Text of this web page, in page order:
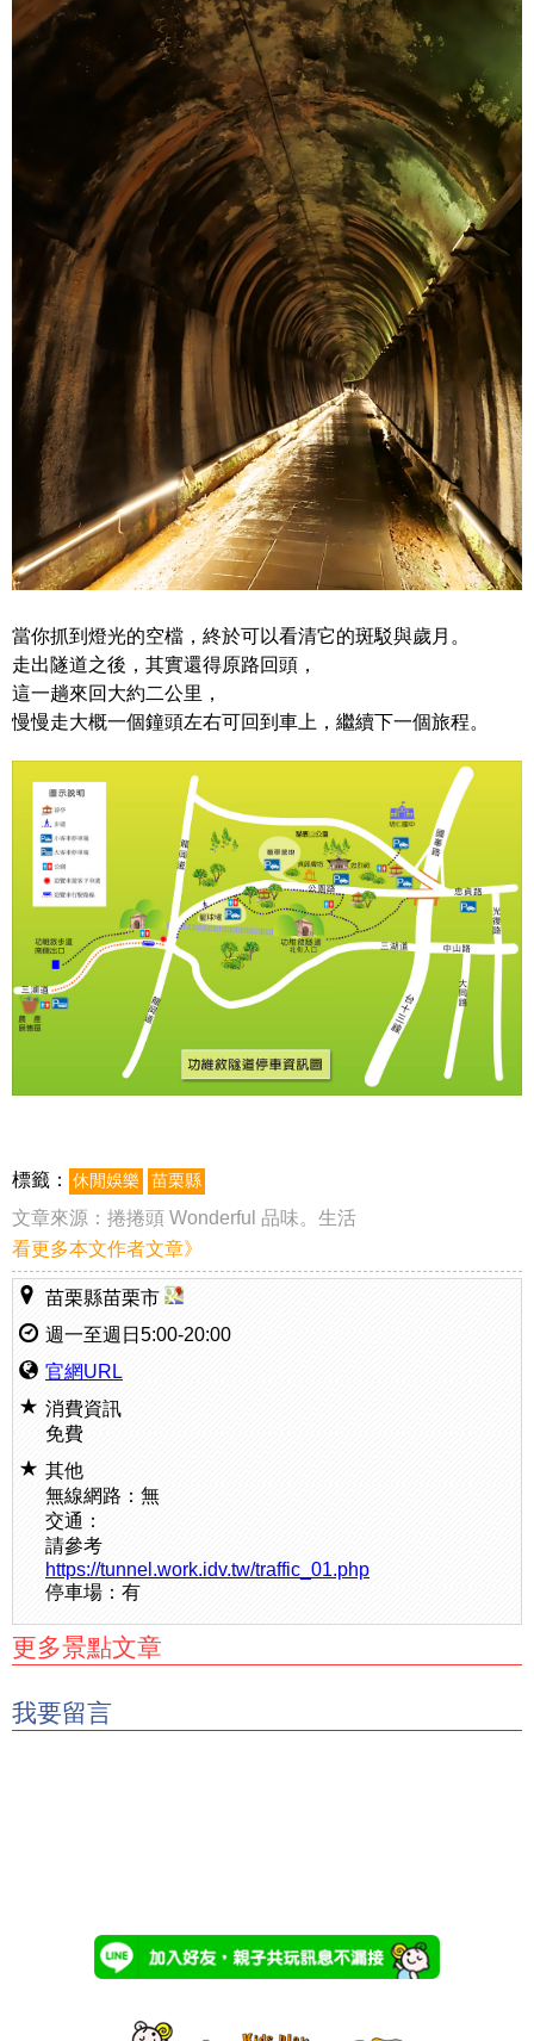
當你抓到燈光的空檔，終於可以看清它的斑駁與歲月。
走出隧道之後，其實還得原路回頭，
這一趟來回大約二公里，
慢慢走大概一個鐘頭左右可回到車上，繼續下一個旅程。
標籤： 休閒娛樂 苗栗縣
文章來源： 捲捲頭 Wonderful 品味。生活
看更多本文作者文章》
苗栗縣苗栗市
週一至週日5:00-20:00
官網URL
消費資訊
免費
其他
無線網路：無
交通：
請參考
https://tunnel.work.idv.tw/traffic_01.php
停車場：有
更多景點文章
我要留言